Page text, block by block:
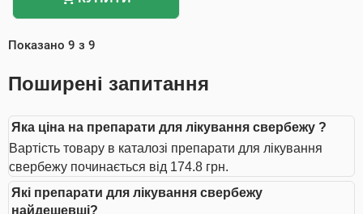
Показано 9 з 9
Поширені запитання
Яка ціна на препарати для лікування свербежу ?
Вартість товару в каталозі препарати для лікування
свербежу починається від 174.8 грн.
Які препарати для лікування свербежу
найдешевші?